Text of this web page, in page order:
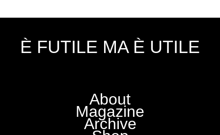
È FUTILE MA È UTILE
About
Magazine
Archive